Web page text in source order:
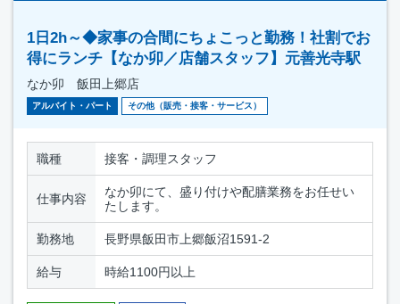
1日2h～◆家事の合間にちょこっと勤務！社割でお
得にランチ【なか卯／店舗スタッフ】元善光寺駅
なか卯 飯田上郷店
アルバイト・パート その他（販売・接客・サービス）
職種 接客・調理スタッフ
仕事内容
なか卯にて、盛り付けや配膳業務をお任せい
たします。
勤務地 長野県飯田市上郷飯沼1591-2
給与 時給1100円以上